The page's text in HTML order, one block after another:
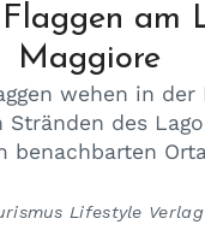
Flaggen am
Maggiore
wehen in der
Stränden des
benachbarten
Lifestyle Verlag